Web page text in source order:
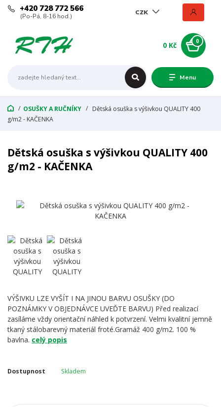
Menu
CZK
+420 728 772 566
(Po-Pá, 8-16 hod.)
0
0 Kč
OSUŠKY A RUČNÍKY
Dětská osuška s výšivkou QUALITY 400
g/m2 - KAČENKA
Dětská osuška s výšivkou QUALITY 400
g/m2 - KAČENKA
VÝŠIVKU LZE VYŠÍT I NA JINOU BARVU OSUŠKY (DO
POZNÁMKY V OBJEDNÁVCE UVEĎTE BARVU) Před realizací
zasíláme vždy orientační náhled k potvrzení. Velmi kvalitní jemně
tkaný stálobarevný materiál froté.Gramáž 400 g/m2. 100 %
bavlna. celý popis
Dostupnost Skladem